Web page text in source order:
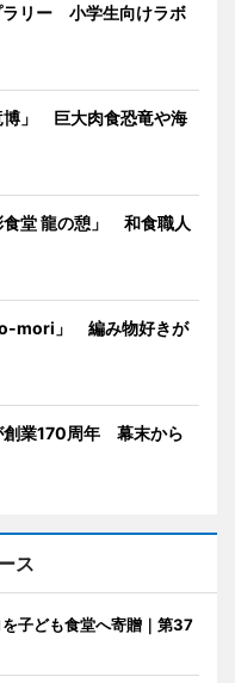
ラリー 小学生向けラボ
博」 巨大肉食恐竜や海
食堂 龍の憩」 和食職人
mori」 編み物好きが
創業170周年 幕末から
ス
子ども食堂へ寄贈｜第37